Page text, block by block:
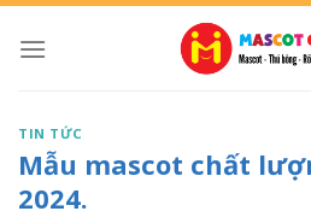
Skip
TIN TỨC
Mẫu mascot chất
2024.